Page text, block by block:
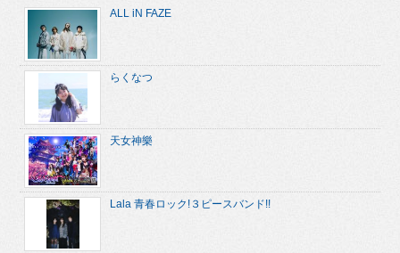
ALL iN FAZE
らくなつ
天女神樂
Lala 青春ロック!３ピースバンド!!